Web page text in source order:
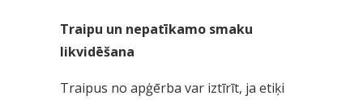
Traipu un nepatīkamo smaku
likvidēšana
Traipus no apģērba var iztīrīt, ja etiķi